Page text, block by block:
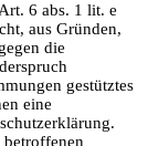
6 abs. 1 lit. e
aus Gründen,
die
gestütztes
eine